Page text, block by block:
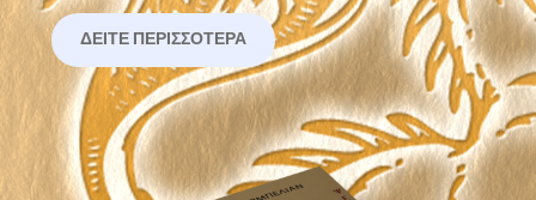
ΔΕΊΤΕ ΠΕΡΙΣΣΌΤΕΡΑ